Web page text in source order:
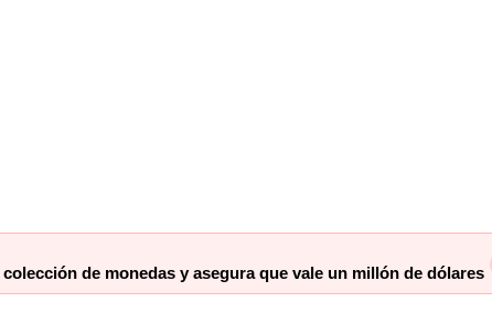
de monedas y asegura que vale un millón de dólares